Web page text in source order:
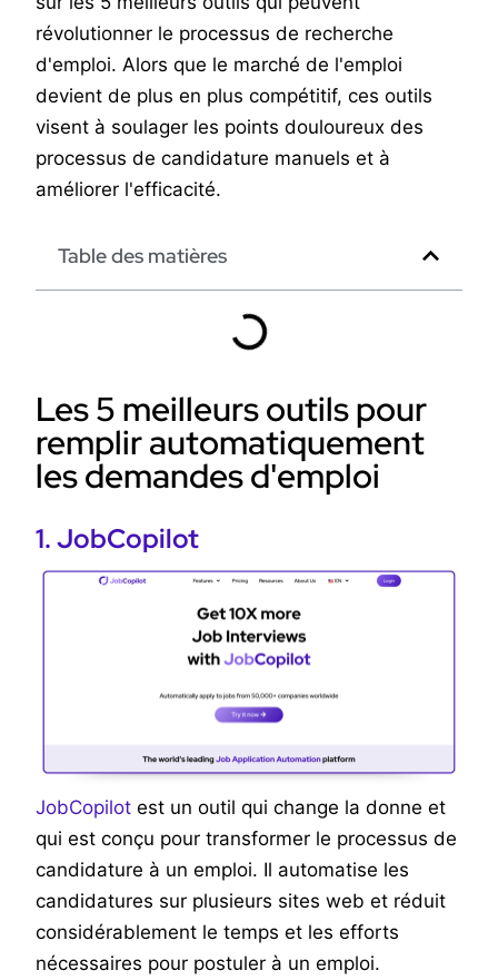
révolutionner le processus de recherche
d'emploi. Alors que le marché de l'emploi
devient de plus en plus compétitif, ces outils
visent à soulager les points douloureux des
processus de candidature manuels et à
améliorer l'efficacité.
Table des matières
Les 5 meilleurs outils pour
remplir automatiquement
les demandes d'emploi
1. JobCopilot
JobCopilot est un outil qui change la donne et
qui est conçu pour transformer le processus de
candidature à un emploi. Il automatise les
candidatures sur plusieurs sites web et réduit
considérablement le temps et les efforts
nécessaires pour postuler à un emploi.